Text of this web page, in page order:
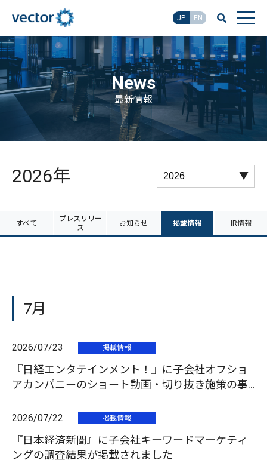
JP EN
News
最新情報
2026年
すべて
プレスリリー
ス
お知らせ 掲載情報 IR情報
7月
2026/07/23 掲載情報
『日経エンタテインメント！』に子会社オフショ
アカンパニーのショート動画・切り抜き施策の事
2026/07/22 掲載情報
『日本経済新聞』に子会社キーワードマーケティ
ングの調査結果が掲載されました